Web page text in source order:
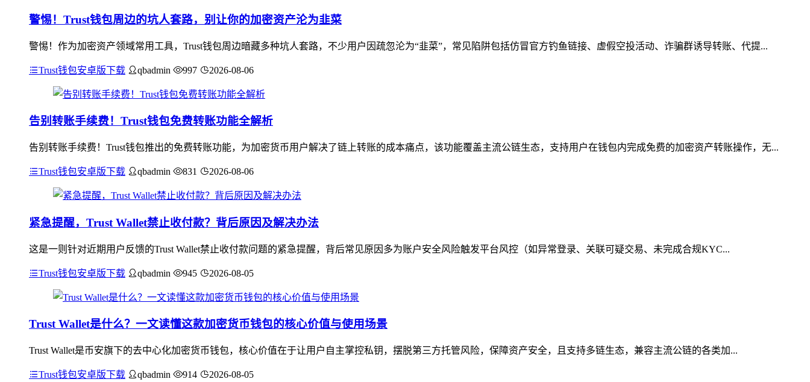
警惕！Trust钱包周边的坑人套路，别让你的加密资产沦为韭菜
警惕！作为加密资产领域常用工具，Trust钱包周边暗藏多种坑人套路，不少用户因疏忽沦为“韭菜”，常见陷阱包括仿冒官方钓鱼链接、虚假空投活动、诈骗群诱导转账、代提...
Trust钱包安卓版下载 qbadmin 997 2026-08-06
告别转账手续费！Trust钱包免费转账功能全解析
告别转账手续费！Trust钱包推出的免费转账功能，为加密货币用户解决了链上转账的成本痛点，该功能覆盖主流公链生态，支持用户在钱包内完成免费的加密资产转账操作，无...
Trust钱包安卓版下载 qbadmin 831 2026-08-06
紧急提醒，Trust Wallet禁止收付款？背后原因及解决办法
这是一则针对近期用户反馈的Trust Wallet禁止收付款问题的紧急提醒，背后常见原因多为账户安全风险触发平台风控（如异常登录、关联可疑交易、未完成合规KYC...
Trust钱包安卓版下载 qbadmin 945 2026-08-05
Trust Wallet是什么？一文读懂这款加密货币钱包的核心价值与使用场景
Trust Wallet是币安旗下的去中心化加密货币钱包，核心价值在于让用户自主掌控私钥，摆脱第三方托管风险，保障资产安全，且支持多链生态，兼容主流公链的各类加...
Trust钱包安卓版下载 qbadmin 914 2026-08-05